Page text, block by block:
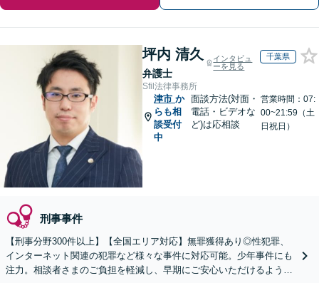
坪内 清久
弁護士
インタビュ
ーを見る
千葉県
Sfil法律事務所
津市 か
らも相
談受付
中
面談方法(対面・
電話・ビデオな
ど)は応相談
営業時間：07:
00~21:59（土
日祝日）
刑事事件
【刑事分野300件以上】【全国エリア対応】無罪獲得あり◎性犯罪、
インターネット関連の犯罪など様々な事件に対応可能。少年事件にも
注力。相談者さまのご負担を軽減し、早期にご安心いただけるよう尽